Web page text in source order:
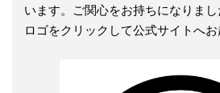
います。ご関心をお持ちになりま
ロゴをクリックして公式サイトへお